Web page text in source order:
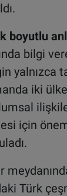
boyutlu
bilgi
yalnızca
iki
için
Türk